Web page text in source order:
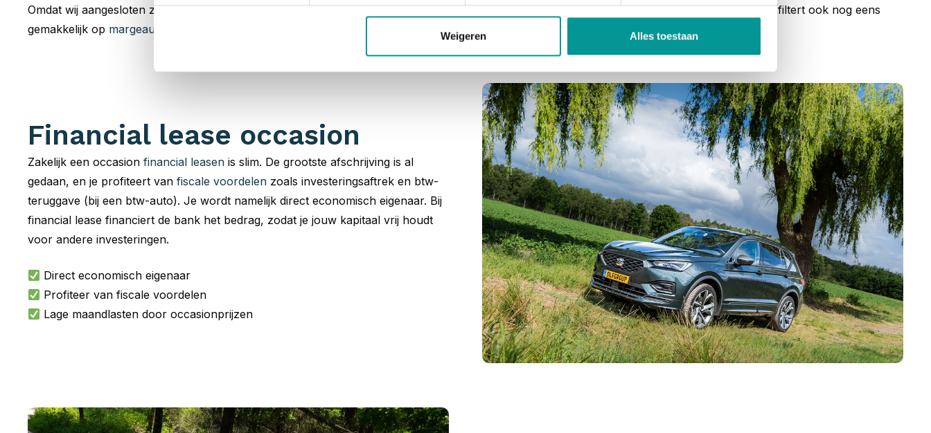
Weigeren Alles toestaan
Omdat wij aangesloten zijn bij tallozepartnershebben wij een ongeëvenaarde voorraad aan jonge gebruikte leaseauto’s en bedrijfswagens. Je filtert ook nog eens
gemakkelijk op margeauto of BTW-auto . Jouw zoektocht naar een zakelijk leaseauto start dus bij De Lease Financier!
Financial lease occasion
Zakelijk een occasion financial leasen is slim. De grootste afschrijving is al
gedaan, en je profiteert van fiscale voordelen zoals investeringsaftrek en btw-
teruggave (bij een btw-auto). Je wordt namelijk direct economisch eigenaar. Bij
financial lease financiert de bank het bedrag, zodat je jouw kapitaal vrij houdt
voor andere investeringen.
Direct economisch eigenaar
Profiteer van fiscale voordelen
Lage maandlasten door occasionprijzen